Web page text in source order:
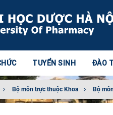
TUYỂN SINH ĐÀO
Bộ môn trực thuộc Khoa Bộ